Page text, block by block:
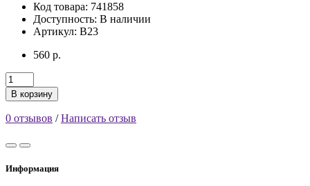
Код товара: 741858
Доступность: В наличии
Артикул: В23
560 р.
В корзину
0 отзывов /Написать отзыв
Информация